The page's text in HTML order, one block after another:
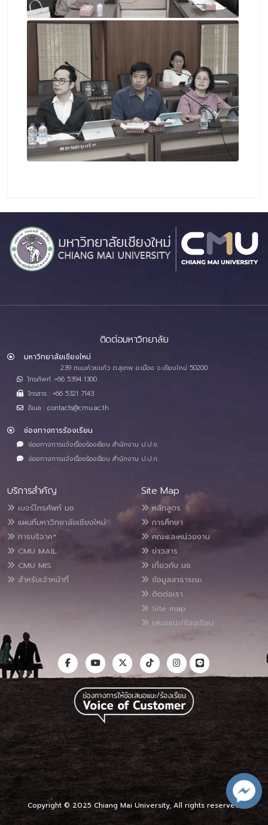
ติดต่อมหาวิทยาลัย
มหาวิทยาลัยเชียงใหม่
239 ถนนห้วยแก้ว ต.สุเทพ อ.เมือง จ.เชียงใหม่ 50200
โทรศัพท์ :+66 5394 1300
โทรสาร : +66 5321 7143
อีเมล : contacts@cmu.ac.th
ช่องทางการร้องเรียน
ช่องทางการแจ้งเรื่องร้องเรียน สำนักงาน ป.ป.ช.
ช่องทางการแจ้งเรื่องร้องเรียน สำนักงาน ป.ป.ท.
บริการสำคัญ
เบอร์โทรศัพท์ มช.
แผนที่มหาวิทยาลัยเชียงใหม่
การบริจาค*
CMU MAIL
CMU MIS
สำหรับเจ้าหน้าที่
Site Map
หลักสูตร
การศึกษา
คณะและหน่วยงาน
ข่าวสาร
เกี่ยวกับ มช.
ข้อมูลสาธารณะ
ติดต่อเรา
Site map
เสนอแนะ/ร้องเรียน
Copyright © 2025 Chiang Mai University, All rights reserved.